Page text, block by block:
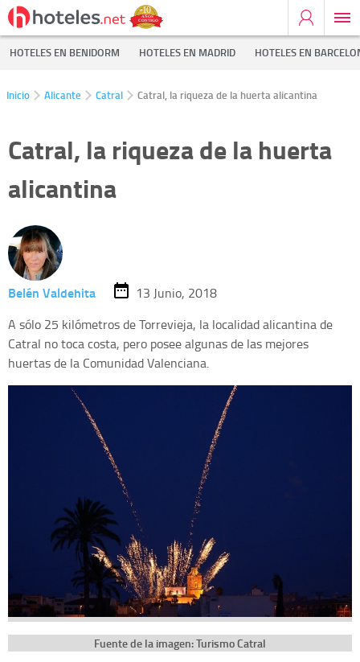
HOTELES EN BENIDORM HOTELES EN MADRID HOTELES EN
Inicio Alicante Catral Catral, la riqueza de la huerta alicantina
Catral, la riqueza de la huerta
alicantina
Belén Valdehita
13 Junio, 2018
A sólo 25 kilómetros de Torrevieja, la localidad alicantina de
Catral no toca costa, pero posee algunas de las mejores
huertas de la Comunidad Valenciana.
Fuente de la imagen: Turismo Catral